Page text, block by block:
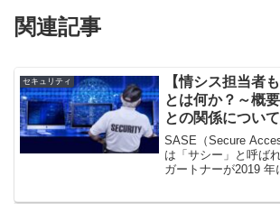
関連記事
セキュリティ
【情シス担当者
とは何か？～概
との関係につい
SASE（Secure
は「サシー」と呼ば
ガートナーが2019 年